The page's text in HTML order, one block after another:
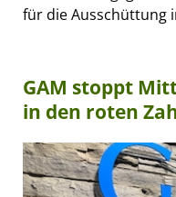
für die Ausschüttung
GAM stoppt
in den roten